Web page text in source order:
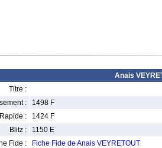
Anais
Titre :
:
1498 F
Rapide :
1424 F
Blitz :
1150 E
Fide :
Fiche Fide de Anais VEYRETOUT